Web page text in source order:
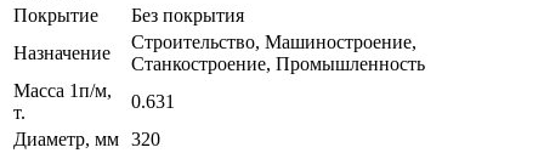
Покрытие
Без покрытия
Назначение
Строительство, Машиностроение,
Станкостроение, Промышленность
Масса 1п/м,
т.
0.631
Диаметр, мм 320